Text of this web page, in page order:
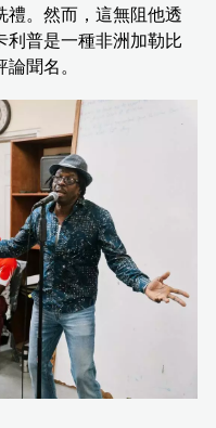
禮。然而，這無阻他透
利普是一種非洲加勒比
聞名。